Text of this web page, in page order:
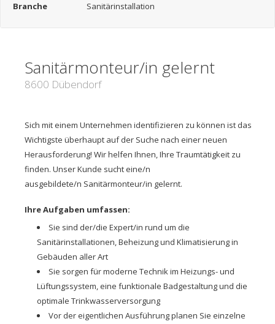
Branche Sanitärinstallation
Sanitärmonteur/in gelernt
8600 Dübendorf
Sich mit einem Unternehmen identifizieren zu können ist das
Wichtigste überhaupt auf der Suche nach einer neuen
Herausforderung! Wir helfen Ihnen, Ihre Traumtätigkeit zu
finden. Unser Kunde sucht eine/n
ausgebildete/n Sanitärmonteur/in gelernt.
Ihre Aufgaben umfassen:
Sie sind der/die Expert/in rund um die
Sanitärinstallationen, Beheizung und Klimatisierung in
Gebäuden aller Art
Sie sorgen für moderne Technik im Heizungs- und
Lüftungssystem, eine funktionale Badgestaltung und die
optimale Trinkwasserversorgung
Vor der eigentlichen Ausführung planen Sie einzelne